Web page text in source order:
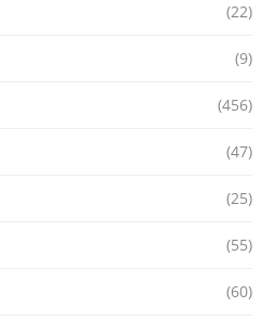
(22)
(9)
(456)
(47)
(25)
(55)
(60)